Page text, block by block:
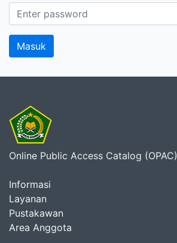
Online Public Access Catalog (OPAC)
Informasi
Layanan
Pustakawan
Area Anggota